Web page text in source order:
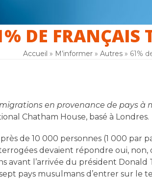
F.A.Q Inscription
DE FRANÇAIS
Accueil » M’informer» Autres» 61%
en provenance de pays
Chatham House, basé à Londres.
de 10 000 personnes (1 000 par
devaient répondre oui,
l’arrivée du président Donald
pays musulmans d’entrer sur le